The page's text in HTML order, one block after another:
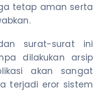
tetap aman serta
surat-surat ini
dilakukan arsip
akan sangat
terjadi eror sistem